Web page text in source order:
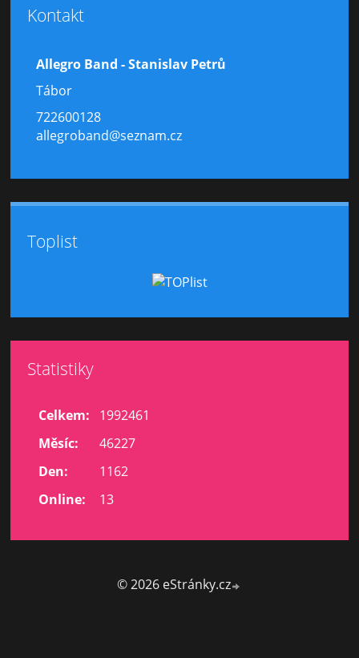
Kontakt
Allegro Band - Stanislav Petrů
Tábor
722600128
allegroband@seznam.cz
Toplist
Statistiky
Online: 13
Celkem:
1992461
Měsíc:
46227
Den:
1162
© 2026 eStránky.cz